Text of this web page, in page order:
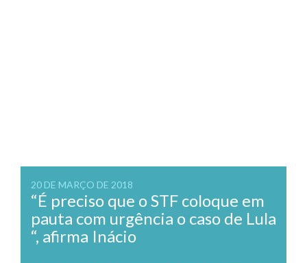
20 DE MARÇO DE 2018
“É preciso que o STF coloque em
pauta com urgência o caso de Lula
“, afirma Inácio